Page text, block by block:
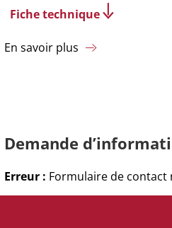
Fiche technique
En savoir plus
Demande
Erreur : Formulaire de contact